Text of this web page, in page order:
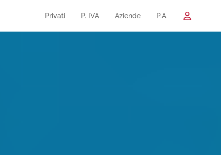
Privati P. IVA Aziende P.A.